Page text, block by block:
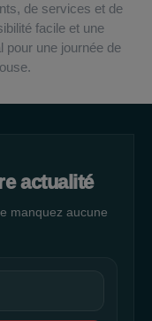
de services et de
facile et une
pour une journée de
actualité
manquez aucune